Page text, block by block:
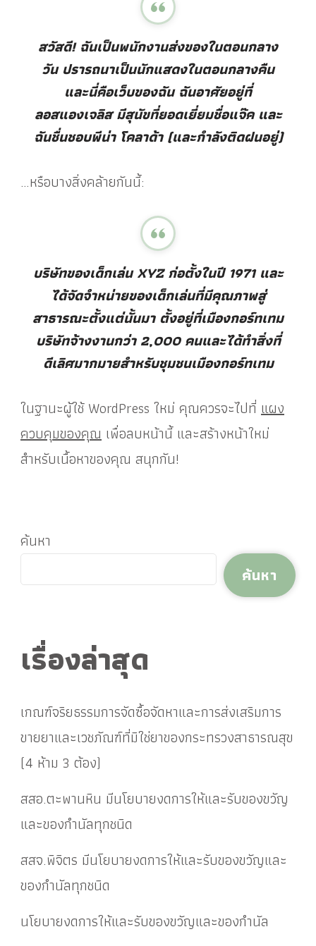
สวัสดี! ฉันเป็นพนักงานส่งของในตอนกลาง
วัน ปรารถนาเป็นนักแสดงในตอนกลางคืน
และนี่คือเว็บของฉัน ฉันอาศัยอยู่ที่
ลอสแองเจลิส มีสุนัขที่ยอดเยี่ยมชื่อแจ๊ค และ
ฉันชื่นชอบพีน่า โคลาด้า (และกำลังติดฝนอยู่)
…หรือบางสิ่งคล้ายกันนี้:
บริษัทของเด็กเล่น XYZ ก่อตั้งในปี 1971 และ
ได้จัดจำหน่ายของเด็กเล่นที่มีคุณภาพสู่
สาธารณะตั้งแต่นั้นมา ตั้งอยู่ที่เมืองกอร์ทเทม
บริษัทจ้างงานกว่า 2,000 คนและได้ทำสิ่งที่
ดีเลิศมากมายสำหรับชุมชนเมืองกอร์ทเทม
ในฐานะผู้ใช้ WordPress ใหม่ คุณควรจะไปที่ แผง
ควบคุมของคุณ เพื่อลบหน้านี้ และสร้างหน้าใหม่
สำหรับเนื้อหาของคุณ สนุกกัน!
ค้นหา
ค้นหา
เรื่องล่าสุด
เกณฑ์จริยธรรมการจัดซื้อจัดหาและการส่งเสริมการ
ขายยาและเวชภัณฑ์ที่มิใช่ยาของกระทรวงสาธารณสุข
(4 ห้าม 3 ต้อง)
สสอ.ตะพานหิน มีนโยบายงดการให้และรับของขวัญ
และของกำนัลทุกชนิด
สสจ.พิจิตร มีนโยบายงดการให้และรับของขวัญและ
ของกำนัลทุกชนิด
นโยบายงดการให้และรับของขวัญและของกำนัล